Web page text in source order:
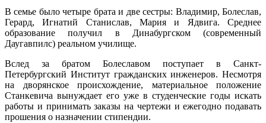
В семье было четыре брата и две сестры: Владимир, Болеслав,
Герард, Игнатий Станислав, Мария и Ядвига. Среднее
образование получил в Динабургском (современный
Даугавпилс) реальном училище.
Вслед за братом Болеславом поступает в Санкт-
Петербургский Институт гражданских инженеров. Несмотря
на дворянское происхождение, материальное положение
Станкевича вынуждает его уже в студенческие годы искать
работы и принимать заказы на чертежи и ежегодно подавать
прошения о назначении стипендии.